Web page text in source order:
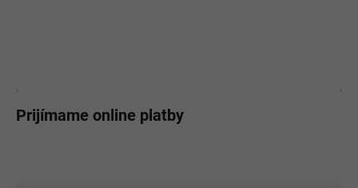
Prijímame online platby